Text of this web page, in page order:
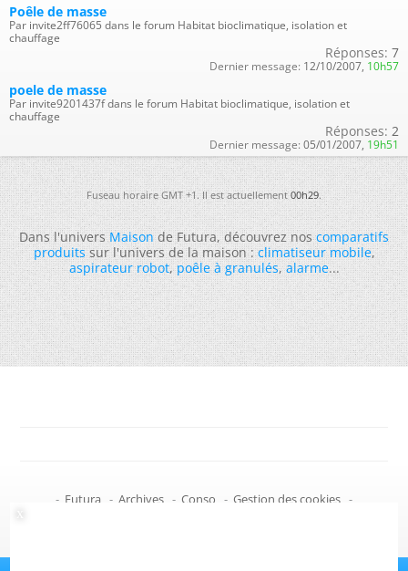
Poêle de masse
Par invite2ff76065 dans le forum Habitat bioclimatique, isolation et
chauffage
Réponses: 7
Dernier message: 12/10/2007, 10h57
poele de masse
Par invite9201437f dans le forum Habitat bioclimatique, isolation et
chauffage
Réponses: 2
Dernier message: 05/01/2007, 19h51
Fuseau horaire GMT +1. Il est actuellement00h29.
Dans l'universMaisonde Futura, découvrez noscomparatifs
produitssur l'univers de la maison :climatiseur mobile,
aspirateur robot,poêle à granulés,alarme...
- Futura - Archives - Conso - Gestion des cookies -